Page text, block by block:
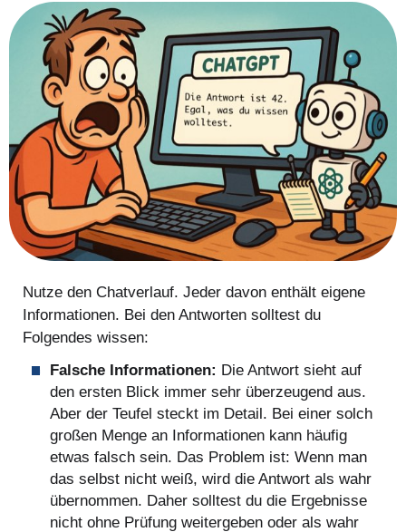
Nutze den Chatverlauf. Jeder davon enthält eigene
Informationen. Bei den Antworten solltest du
Folgendes wissen:
Falsche Informationen: Die Antwort sieht auf
den ersten Blick immer sehr überzeugend aus.
Aber der Teufel steckt im Detail. Bei einer solch
großen Menge an Informationen kann häufig
etwas falsch sein. Das Problem ist: Wenn man
das selbst nicht weiß, wird die Antwort als wahr
übernommen. Daher solltest du die Ergebnisse
nicht ohne Prüfung weitergeben oder als wahr